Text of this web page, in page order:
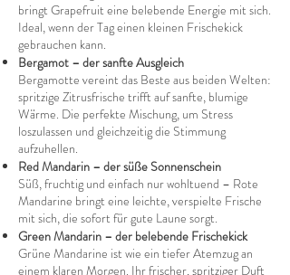
bringt Grapefruit eine belebende Energie mit sich.
Ideal, wenn der Tag einen kleinen Frischekick
gebrauchen kann.
Bergamot – der sanfte Ausgleich
Bergamotte vereint das Beste aus beiden Welten:
spritzige Zitrusfrische trifft auf sanfte, blumige
Wärme. Die perfekte Mischung, um Stress
loszulassen und gleichzeitig die Stimmung
aufzuhellen.
Red Mandarin – der süße Sonnenschein
Süß, fruchtig und einfach nur wohltuend – Rote
Mandarine bringt eine leichte, verspielte Frische
mit sich, die sofort für gute Laune sorgt.
Green Mandarin – der belebende Frischekick
Grüne Mandarine ist wie ein tiefer Atemzug an
einem klaren Morgen. Ihr frischer, spritziger Duft